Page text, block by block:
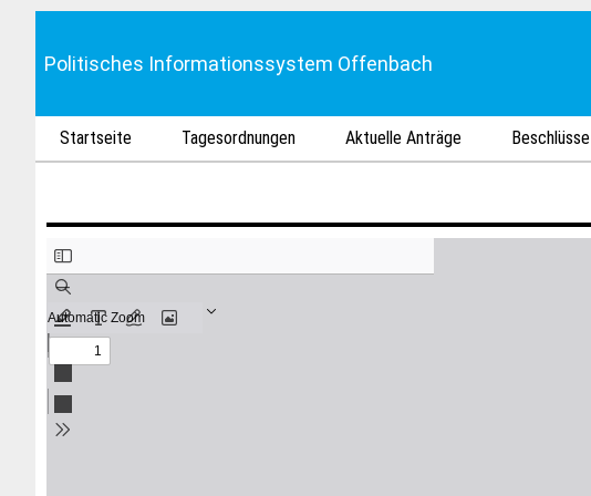
Politisches Informationssystem Offenbach
Startseite Tagesordnungen Aktuelle Anträge Beschlüsse